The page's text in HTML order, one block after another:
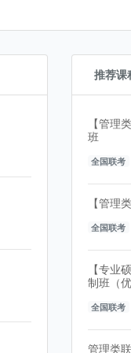
推荐课
【管理
班
全国联考
【管理
全国联考
【专业
制班（
全国联考
管理类